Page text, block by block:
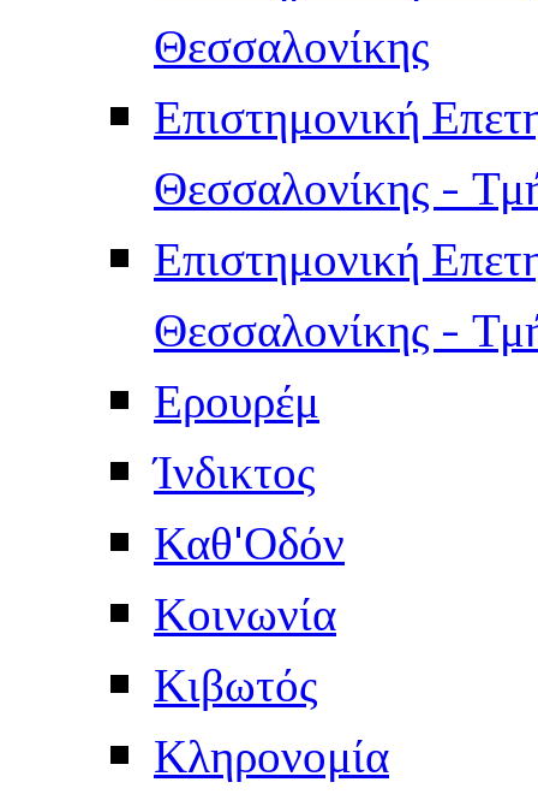
Θεσσαλονίκης
Επιστημονική
Θεσσαλονίκης -
Επιστημονική
Θεσσαλονίκης -
Ερουρέμ
Ίνδικτος
Καθ'Οδόν
Κοινωνία
Κιβωτός
Κληρονομία